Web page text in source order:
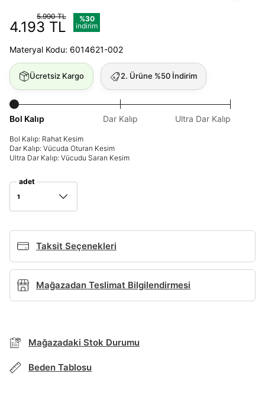
5.990 TL
4.193 TL
%30
indirim
Materyal Kodu: 6014621-002
Ücretsiz Kargo 2. Ürüne %50 İndirim
Bol Kalıp Dar Kalıp Ultra Dar Kalıp
Bol Kalıp: Rahat Kesim
Dar Kalıp: Vücuda Oturan Kesim
Ultra Dar Kalıp: Vücudu Saran Kesim
adet
1
Taksit Seçenekleri
Mağazadan Teslimat Bilgilendirmesi
Mağazadaki Stok Durumu
Beden Tablosu
Mağazada Bul
BEDEN TABLOSU
Term Of Use
aşağıdaki bilgileri giriniz.
E-posta
Beni Hatırla Şifremi Unuttum
Ad*
Telefon Numarası*
E-posta Adresi*
Şifre*